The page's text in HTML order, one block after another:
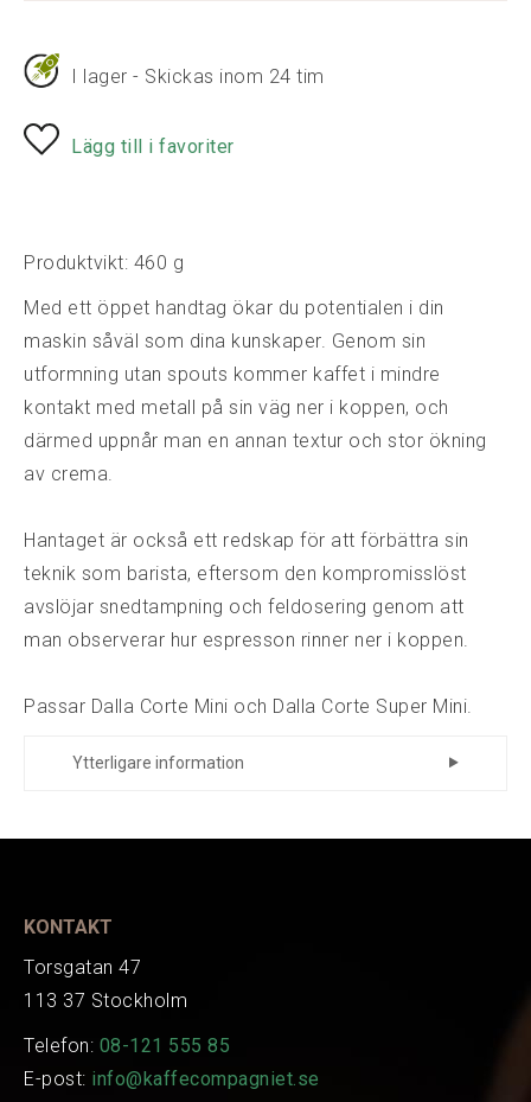
I lager - Skickas inom 24 tim
Lägg till i favoriter
Produktvikt: 460 g
Med ett öppet handtag ökar du potentialen i din
maskin såväl som dina kunskaper. Genom sin
utformning utan spouts kommer kaffet i mindre
kontakt med metall på sin väg ner i koppen, och
därmed uppnår man en annan textur och stor ökning
av crema.
Hantaget är också ett redskap för att förbättra sin
teknik som barista, eftersom den kompromisslöst
avslöjar snedtampning och feldosering genom att
man observerar hur espresson rinner ner i koppen.
Passar Dalla Corte Mini och Dalla Corte Super Mini.
Ytterligare information
KONTAKT
Torsgatan 47
113 37 Stockholm
Telefon: 08-121 555 85
E-post: info@kaffecompagniet.se